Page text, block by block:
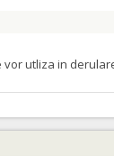
utliza in